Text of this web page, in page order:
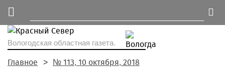
Вологодская областная газета.
Главное № 113, 10 октября, 2018